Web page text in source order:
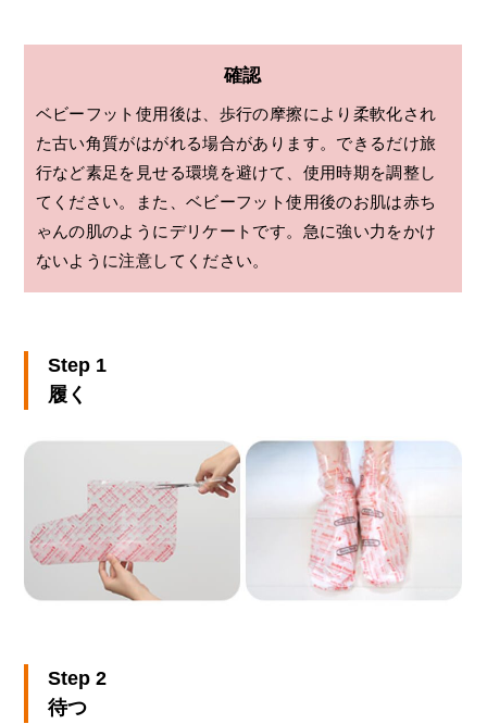
確認
ベビーフット使用後は、歩行の摩擦により柔軟化され
た古い角質がはがれる場合があります。できるだけ旅
行など素足を見せる環境を避けて、使用時期を調整し
てください。また、ベビーフット使用後のお肌は赤ち
ゃんの肌のようにデリケートです。急に強い力をかけ
ないように注意してください。
Step 1
履く
Step 2
待つ